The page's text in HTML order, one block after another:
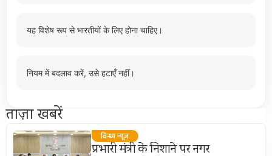
यह विशेष रूप से भारतीयों के लिए होना चाहिए।
नियम में बदलाव करें, उसे हटाएँ नहीं।
ताज़ा खबरें
विन्ध्य न्यूज़
प्रभारी मंत्री के निशाने पर नगर